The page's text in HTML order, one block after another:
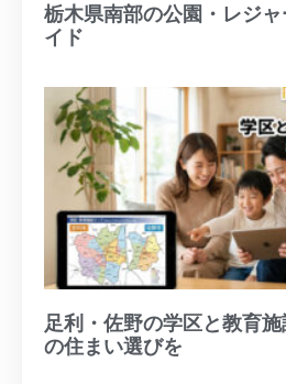
栃木県南部の公園・レジ
イド
足利・佐野の学区と教育
の住まい選びを